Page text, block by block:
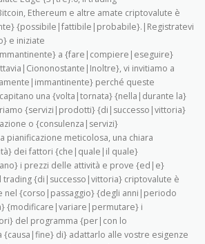
Ethereum e altre amate criptovalute è
{possibile|fattibile|probabile}.|Registratevi
e iniziate
a {fare|compiere|eseguire}
vi invitiamo a
perché queste
una {volta|tornata} {nella|durante la}
{servizi|prodotti} {di|successo|vittoria}
o {consulenza|servizi}
pianificazione meticolosa, una chiara
dei fattori {che|quale|il quale}
i prezzi delle attività e prove {ed|e}
trading {di|successo|vittoria} criptovalute è
nel {corso|passaggio} {degli anni|periodo
{modificare|variare|permutare} i
del programma {per|con lo
di} adattarlo alle vostre esigenze